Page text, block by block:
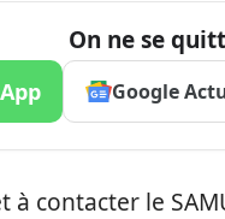
On ne se
Google
contacter le